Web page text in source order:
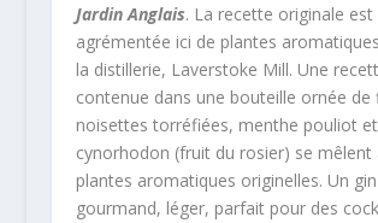
Jardin Anglais. La recette originale est
agrémentée ici de plantes
la distillerie, Laverstoke Mill. Une
contenue dans une bouteille ornée de
noisettes torréfiées, menthe pouliot et
cynorhodon (fruit du rosier) se mêlent
plantes aromatiques originelles. Un gin
gourmand, léger, parfait pour des